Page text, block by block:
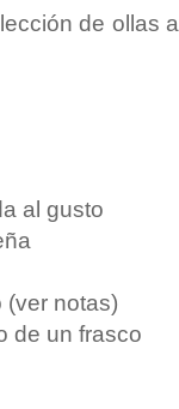
de ollas a
al gusto
(ver notas)
de un frasco